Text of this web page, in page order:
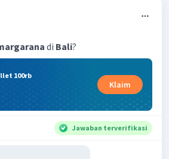
di Bali?
100rb
Klaim
Jawaban terverifikasi